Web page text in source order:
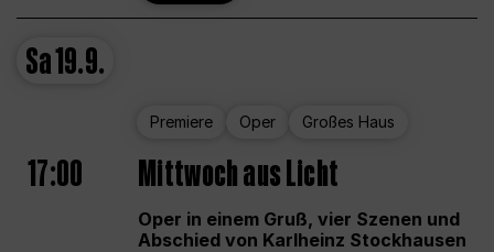
Sa19.9.
Premiere Oper Großes Haus
17:00 Mittwoch aus Licht
Oper in einem Gruß, vier Szenen und
Abschied von Karlheinz Stockhausen